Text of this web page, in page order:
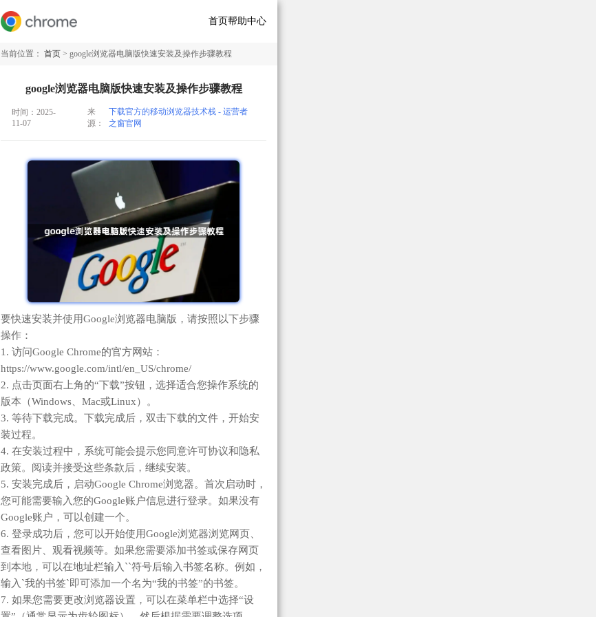
首页帮助中心
当前位置： 首页 > google浏览器电脑版快速安装及操作步骤教程
google浏览器电脑版快速安装及操作步骤教程
时间：2025-
11-07
来
源：
下载官方的移动浏览器技术栈 - 运营者
之窗官网
要快速安装并使用Google浏览器电脑版，请按照以下步骤
操作：
1. 访问Google Chrome的官方网站：
https://www.google.com/intl/en_US/chrome/
2. 点击页面右上角的“下载”按钮，选择适合您操作系统的
版本（Windows、Mac或Linux）。
3. 等待下载完成。下载完成后，双击下载的文件，开始安
装过程。
4. 在安装过程中，系统可能会提示您同意许可协议和隐私
政策。阅读并接受这些条款后，继续安装。
5. 安装完成后，启动Google Chrome浏览器。首次启动时，
您可能需要输入您的Google账户信息进行登录。如果没有
Google账户，可以创建一个。
6. 登录成功后，您可以开始使用Google浏览器浏览网页、
查看图片、观看视频等。如果您需要添加书签或保存网页
到本地，可以在地址栏输入``符号后输入书签名称。例如，
输入`我的书签`即可添加一个名为“我的书签”的书签。
7. 如果您需要更改浏览器设置，可以在菜单栏中选择“设